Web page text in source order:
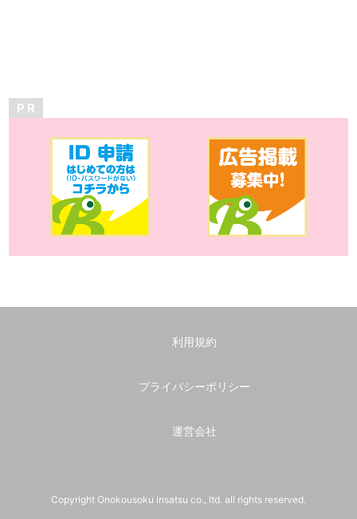
P R
利用規約
プライバシーポリシー
運営会社
Copyright Onokousoku insatsu co., ltd. all rights reserved.